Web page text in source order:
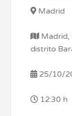
Madrid
Madrid,
distrito
25/10/
12:30 h